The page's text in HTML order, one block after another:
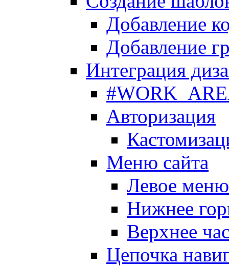
Добавление
Добавление
Интеграция
Авторизация
Меню сайта
Левое меню
Нижнее
Верхнее
Цепочка